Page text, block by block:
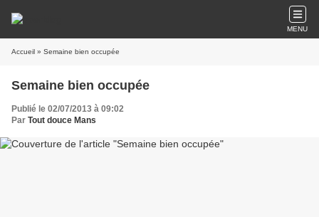
MENU
Accueil » Semaine bien occupée
Semaine bien occupée
Publié le 02/07/2013 à 09:02
Par Tout douce Mans